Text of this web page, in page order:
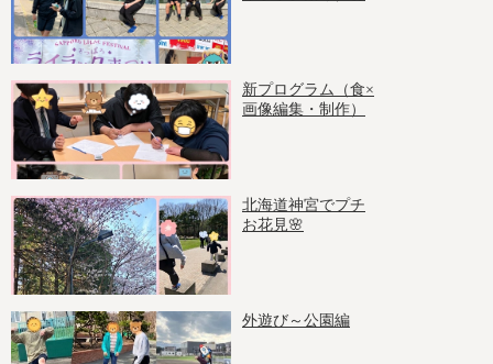
新プログラム（食×
画像編集・制作）
北海道神宮でプチ
お花見🌸
外遊び～公園編